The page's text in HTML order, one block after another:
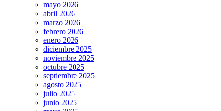
mayo 2026
abril 2026
marzo 2026
febrero 2026
enero 2026
diciembre 2025
noviembre 2025
octubre 2025
septiembre 2025
agosto 2025
julio 2025
junio 2025